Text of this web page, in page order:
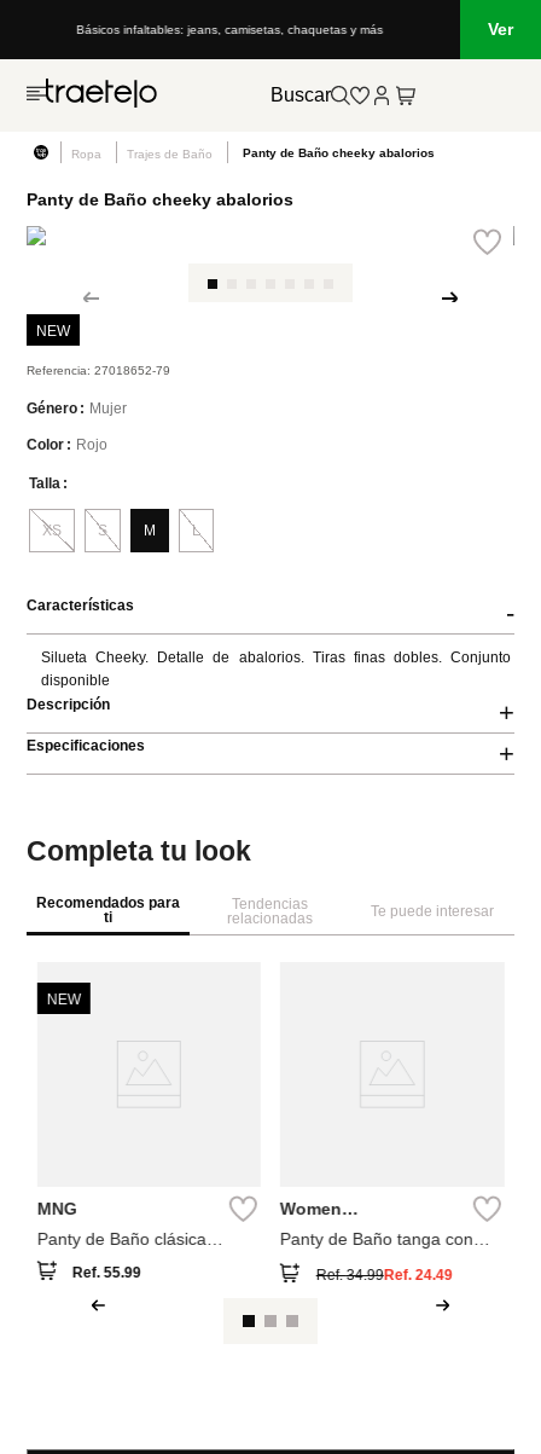
Básicos infaltables: jeans, camisetas, chaquetas y más Ver
Buscar
Ropa Trajes de Baño Panty de Baño cheeky abalorios
Panty de Baño cheeky abalorios
NEW
Referencia:27018652-79
Género Mujer
Color Rojo
Talla
L
M
S
XS
Características -
Silueta Cheeky. Detalle de abalorios. Tiras finas dobles. Conjunto
disponible
Descripción
+
Especificaciones +
Completa tu look
Recomendados para
ti
Tendencias
relacionadas
Te puede interesar
NEW
MNG
Panty de Baño clásica
estampado paisley
Ref.55.99
Women
Panty de Baño tanga con
Ref.34.99Ref. 24.49